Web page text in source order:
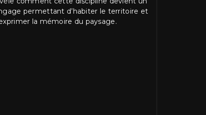
permettant d’habiter le territoire et
la mémoire du paysage.